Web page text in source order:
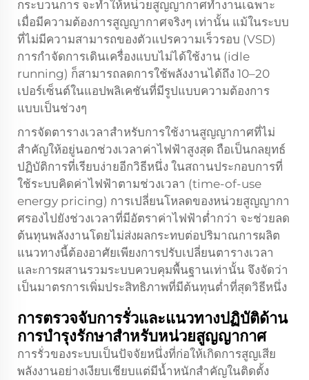
กระบวนการ จะทำให้หน่วยสูญญากาศทำงานเฉพาะ
เมื่อมีความต้องการสูญญากาศจริงๆ เท่านั้น แม้ในระบบ
ที่ไม่มีความสามารถของตัวแปรความเร็วรอบ (VSD)
การกำจัดการเดินเครื่องแบบไม่ได้ใช้งาน (idle
running) ก็สามารถลดการใช้พลังงานได้ถึง 10–20
เปอร์เซ็นต์ในแอปพลิเคชันที่มีรูปแบบความต้องการ
แบบเป็นช่วงๆ
การจัดตารางเวลาสำหรับการใช้งานสูญญากาศที่ไม่
สำคัญให้อยู่นอกช่วงเวลาค่าไฟฟ้าสูงสุด ถือเป็นกลยุทธ์
ปฏิบัติการที่เรียบง่ายอีกวิธีหนึ่ง ในสถานประกอบการที่
ใช้ระบบคิดค่าไฟฟ้าตามช่วงเวลา (time-of-use
energy pricing) การเปลี่ยนโหลดของหน่วยสูญญากา
ศรองไปยังช่วงเวลาที่มีอัตราค่าไฟฟ้าต่ำกว่า จะช่วยลด
ต้นทุนพลังงานโดยไม่ส่งผลกระทบต่อปริมาณการผลิต
แนวทางนี้ต้องอาศัยเพียงการปรับเปลี่ยนตารางเวลา
และการผสานรวมระบบควบคุมพื้นฐานเท่านั้น จึงจัดว่า
เป็นมาตรการเพิ่มประสิทธิภาพที่มีต้นทุนต่ำที่สุดวิธีหนึ่ง
การตรวจจับการรั่วและแนวทางปฏิบัติด้าน
การบำรุงรักษาสำหรับหน่วยสูญญากาศ
การรั่วของระบบเป็นปัจจัยหนึ่งที่ก่อให้เกิดการสูญเสีย
พลังงานอย่างเงียบเชียบแต่มีน้ำหนักสำคัญในติดตั้ง